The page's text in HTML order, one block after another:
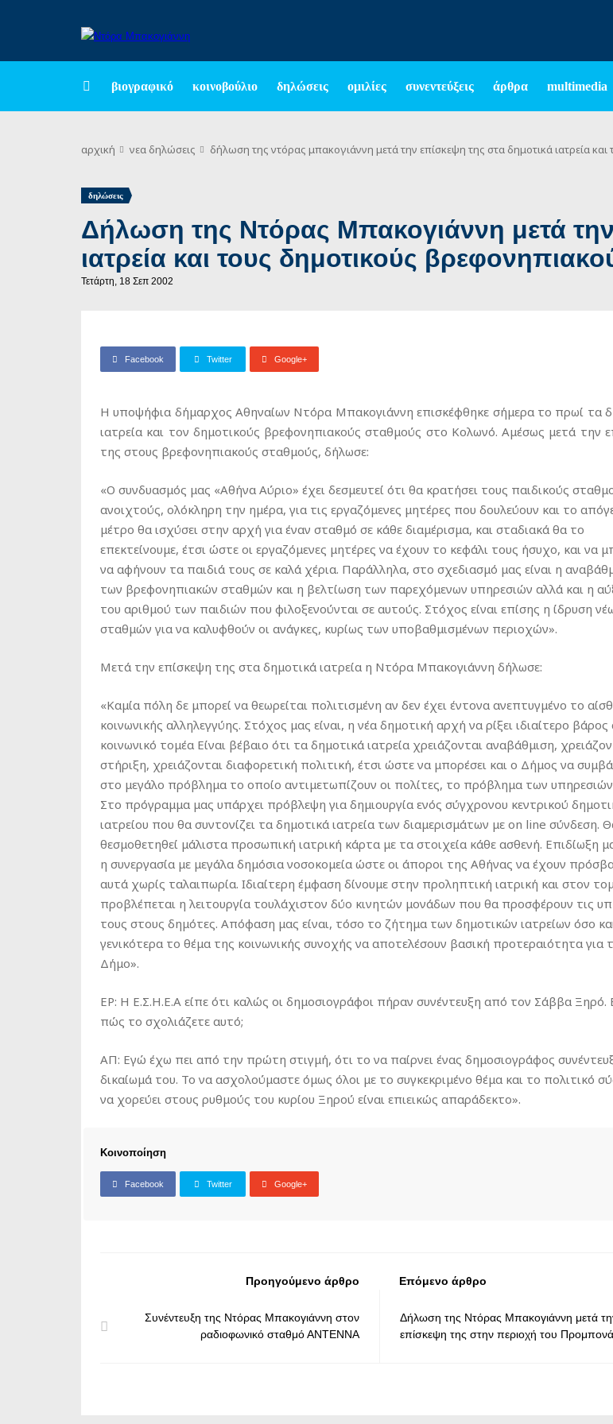
βιογραφικό κοινοβούλιο δηλώσεις ομιλίες συνεντεύξεις άρθρα multimedia
αρχική νεα δηλώσεις δήλωση της ντόρας μπακογιάννη μετά την επίσκεψη της στα δημοτικά ιατρεία
δηλώσεις
Δήλωση της Ντόρας Μπακογιάννη μετά
ιατρεία και τους δημοτικούς
Τετάρτη, 18 Σεπ 2002
Facebook Twitter Google+
Η υποψήφια δήμαρχος Αθηναίων Ντόρα Μπακογιάννη επισκέφθηκε σήμερα το πρωί τα
ιατρεία και τον δημοτικούς βρεφονηπιακούς σταθμούς στο Κολωνό. Αμέσως μετά την
της στους βρεφονηπιακούς σταθμούς, δήλωσε:
«Ο συνδυασμός μας «Αθήνα Αύριο» έχει δεσμευτεί ότι θα κρατήσει τους παιδικούς
ανοιχτούς, ολόκληρη την ημέρα, για τις εργαζόμενες μητέρες που δουλεύουν και το
μέτρο θα ισχύσει στην αρχή για έναν σταθμό σε κάθε διαμέρισμα, και σταδιακά θα το
επεκτείνουμε, έτσι ώστε οι εργαζόμενες μητέρες να έχουν το κεφάλι τους ήσυχο, και να
να αφήνουν τα παιδιά τους σε καλά χέρια. Παράλληλα, στο σχεδιασμό μας είναι η
των βρεφονηπιακών σταθμών και η βελτίωση των παρεχόμενων υπηρεσιών αλλά και η
του αριθμού των παιδιών που φιλοξενούνται σε αυτούς. Στόχος είναι επίσης η ίδρυση
σταθμών για να καλυφθούν οι ανάγκες, κυρίως των υποβαθμισμένων περιοχών».
Μετά την επίσκεψη της στα δημοτικά ιατρεία η Ντόρα Μπακογιάννη δήλωσε:
«Καμία πόλη δε μπορεί να θεωρείται πολιτισμένη αν δεν έχει έντονα ανεπτυγμένο το
κοινωνικής αλληλεγγύης. Στόχος μας είναι, η νέα δημοτική αρχή να ρίξει ιδιαίτερο βάρος
κοινωνικό τομέα Είναι βέβαιο ότι τα δημοτικά ιατρεία χρειάζονται αναβάθμιση,
στήριξη, χρειάζονται διαφορετική πολιτική, έτσι ώστε να μπορέσει και ο Δήμος να
στο μεγάλο πρόβλημα το οποίο αντιμετωπίζουν οι πολίτες, το πρόβλημα των υπηρεσιών
Στο πρόγραμμα μας υπάρχει πρόβλεψη για δημιουργία ενός σύγχρονου κεντρικού
ιατρείου που θα συντονίζει τα δημοτικά ιατρεία των διαμερισμάτων με on line σύνδεση.
θεσμοθετηθεί μάλιστα προσωπική ιατρική κάρτα με τα στοιχεία κάθε ασθενή. Επιδίωξη
η συνεργασία με μεγάλα δημόσια νοσοκομεία ώστε οι άποροι της Αθήνας να έχουν
αυτά χωρίς ταλαιπωρία. Ιδιαίτερη έμφαση δίνουμε στην προληπτική ιατρική και στον
προβλέπεται η λειτουργία τουλάχιστον δύο κινητών μονάδων που θα προσφέρουν τις
τους στους δημότες. Απόφαση μας είναι, τόσο το ζήτημα των δημοτικών ιατρείων όσο
γενικότερα το θέμα της κοινωνικής συνοχής να αποτελέσουν βασική προτεραιότητα για
Δήμο».
ΕΡ: Η Ε.Σ.Η.Ε.Α είπε ότι καλώς οι δημοσιογράφοι πήραν συνέντευξη από τον Σάββα Ξηρό.
πώς το σχολιάζετε αυτό;
ΑΠ: Εγώ έχω πει από την πρώτη στιγμή, ότι το να παίρνει ένας δημοσιογράφος
δικαίωμά του. Το να ασχολούμαστε όμως όλοι με το συγκεκριμένο θέμα και το πολιτικό
να χορεύει στους ρυθμούς του κυρίου Ξηρού είναι επιεικώς απαράδεκτο».
Κοινοποίηση
Facebook Twitter Google+
Προηγούμενο άρθρο
Συνέντευξη της Ντόρας Μπακογιάννη στον
ραδιοφωνικό σταθμό ΑΝΤΕΝΝΑ
Επόμενο άρθρο
Δήλωση της Ντόρας Μπακογιάννη μετά
επίσκεψη της στην περιοχή του Προμπονά